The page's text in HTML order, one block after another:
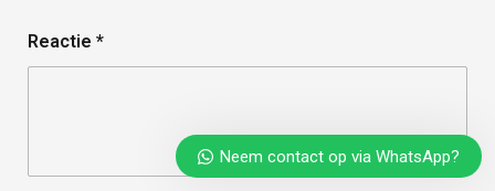
Reactie *
Neem contact op via WhatsApp?